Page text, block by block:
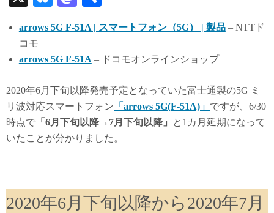
sk
y
to
do
arrows 5G F-51A | スマートフォン（5G） | 製品– NTTド
コモ
arrows 5G F-51A – ドコモオンラインショップ
2020年6月下旬以降発売予定となっていた富士通製の5G ミ
リ波対応スマートフォン 「arrows 5G(F-51A)」 ですが、6/30
時点で 「6月下旬以降→7月下旬以降」
と1カ月延期になって
いたことが分かりました。
2020年6月下旬以降から2020年7月